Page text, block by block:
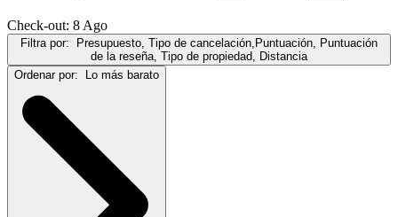
Check-out: 8 Ago
Filtra por: Presupuesto, Tipo de cancelación,Puntuación, Puntuación
de la reseña, Tipo de propiedad, Distancia
Ordenar por: Lo más barato